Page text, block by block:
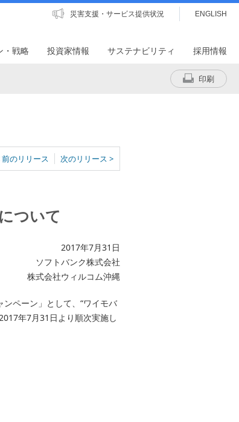
災害支援・サービス提供状況 ENGLISH
・戦略 投資家情報 サステナビリティ 採用情報
印刷
前のリリース 次のリリース >
ついて
2017年7月31日
ソフトバンク株式会社
株式会社ウィルコム沖縄
ペーン」として、“ワイモバ
年7月31日より順次実施し